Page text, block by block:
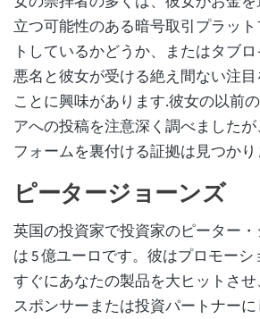
立つ可能性のある暗号取引プラッ
トしているかどうか、またはタブ
悪名と彼女が受ける絶え間ない注
ことに興味があります.彼女の以前
アへの投稿を注意深く調べました
フォームを裏付ける証拠は見つかり
ピータージョーンズ
英国の投資家で投資家のピーター
は 5 億ユーロです。彼はプロモーシ
すぐにあなたの製品を大ヒットさ
スポンサーまたは投資パートナー